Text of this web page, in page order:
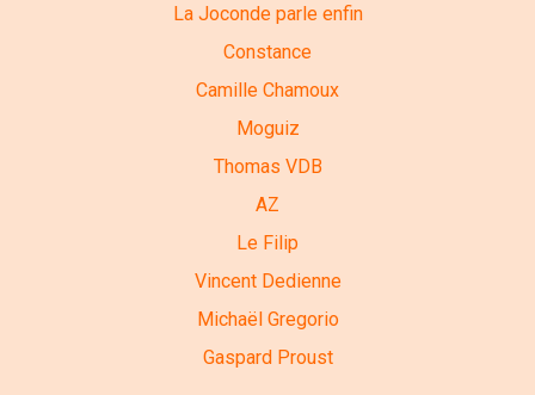
La Joconde parle enfin
Constance
Camille Chamoux
Moguiz
Thomas VDB
AZ
Le Filip
Vincent Dedienne
Michaël Gregorio
Gaspard Proust